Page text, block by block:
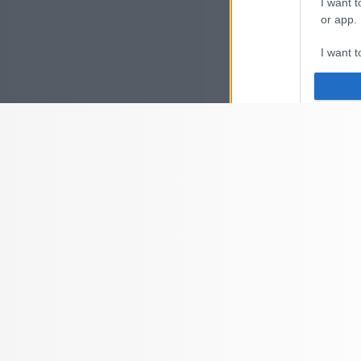
or app.
I want
I want